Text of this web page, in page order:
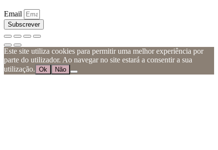
Email
Subscrever
Este site utiliza cookies para permitir uma melhor experiência por
parte do utilizador. Ao navegar no site estará a consentir a sua
utilização. Ok Não